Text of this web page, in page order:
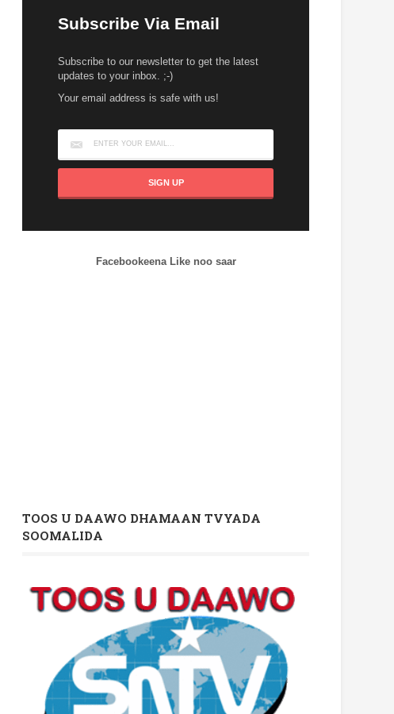
Subscribe Via Email
Subscribe to our newsletter to get the latest
updates to your inbox. ;-)
Your email address is safe with us!
Facebookeena Like noo saar
TOOS U DAAWO DHAMAAN TVYADA
SOOMALIDA